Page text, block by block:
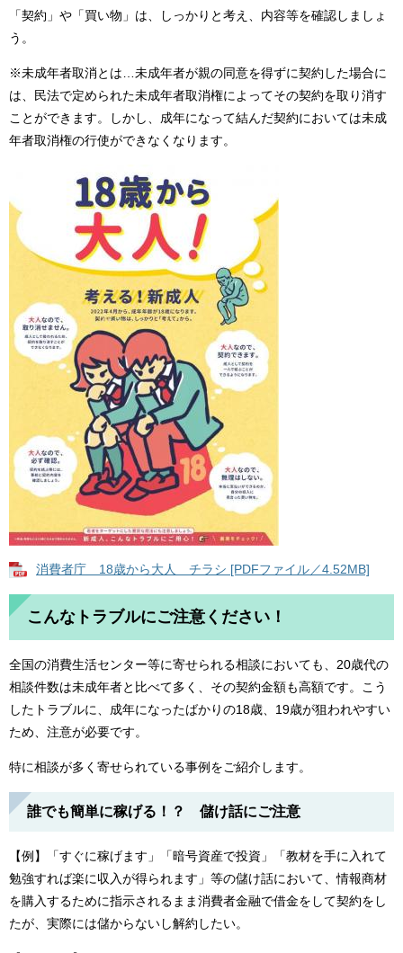
「契約」や「買い物」は、しっかりと考え、内容等を確認しましょ
う。
※未成年者取消とは…未成年者が親の同意を得ずに契約した場合に
は、民法で定められた未成年者取消権によってその契約を取り消す
ことができます。しかし、成年になって結んだ契約においては未成
年者取消権の行使ができなくなります。
消費者庁 18歳から大人 チラシ [PDFファイル／4.52MB]
こんなトラブルにご注意ください！
全国の消費生活センター等に寄せられる相談においても、20歳代の
相談件数は未成年者と比べて多く、その契約金額も高額です。こう
したトラブルに、成年になったばかりの18歳、19歳が狙われやすい
ため、注意が必要です。
特に相談が多く寄せられている事例をご紹介します。
誰でも簡単に稼げる！？ 儲け話にご注意
【例】「すぐに稼げます」「暗号資産で投資」「教材を手に入れて
勉強すれば楽に収入が得られます」等の儲け話において、情報商材
を購入するために指示されるまま消費者金融で借金をして契約をし
たが、実際には儲からないし解約したい。